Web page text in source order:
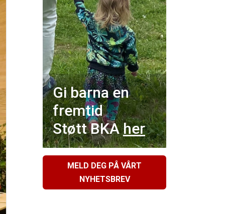
Gi barna en
fremtid
Støtt BKAher
MELD DEG PÅ VÅRT
NYHETSBREV